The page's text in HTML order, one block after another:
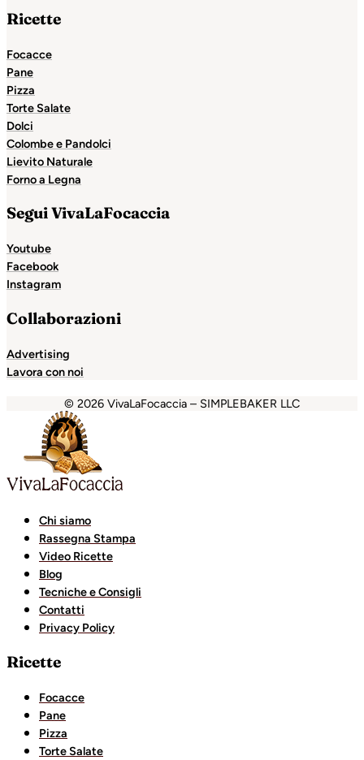
Ricette
Focacce
Pane
Pizza
Torte Salate
Dolci
Colombe e Pandolci
Lievito Naturale
Forno a Legna
Segui VivaLaFocaccia
Youtube
Facebook
Instagram
Collaborazioni
Advertising
Lavora con noi
© 2026 VivaLaFocaccia – SIMPLEBAKER LLC
jojobetCasinolevant
Chi siamo
Rassegna Stampa
Video Ricette
Blog
Tecniche e Consigli
Contatti
Privacy Policy
Ricette
Focacce
Pane
Pizza
Torte Salate